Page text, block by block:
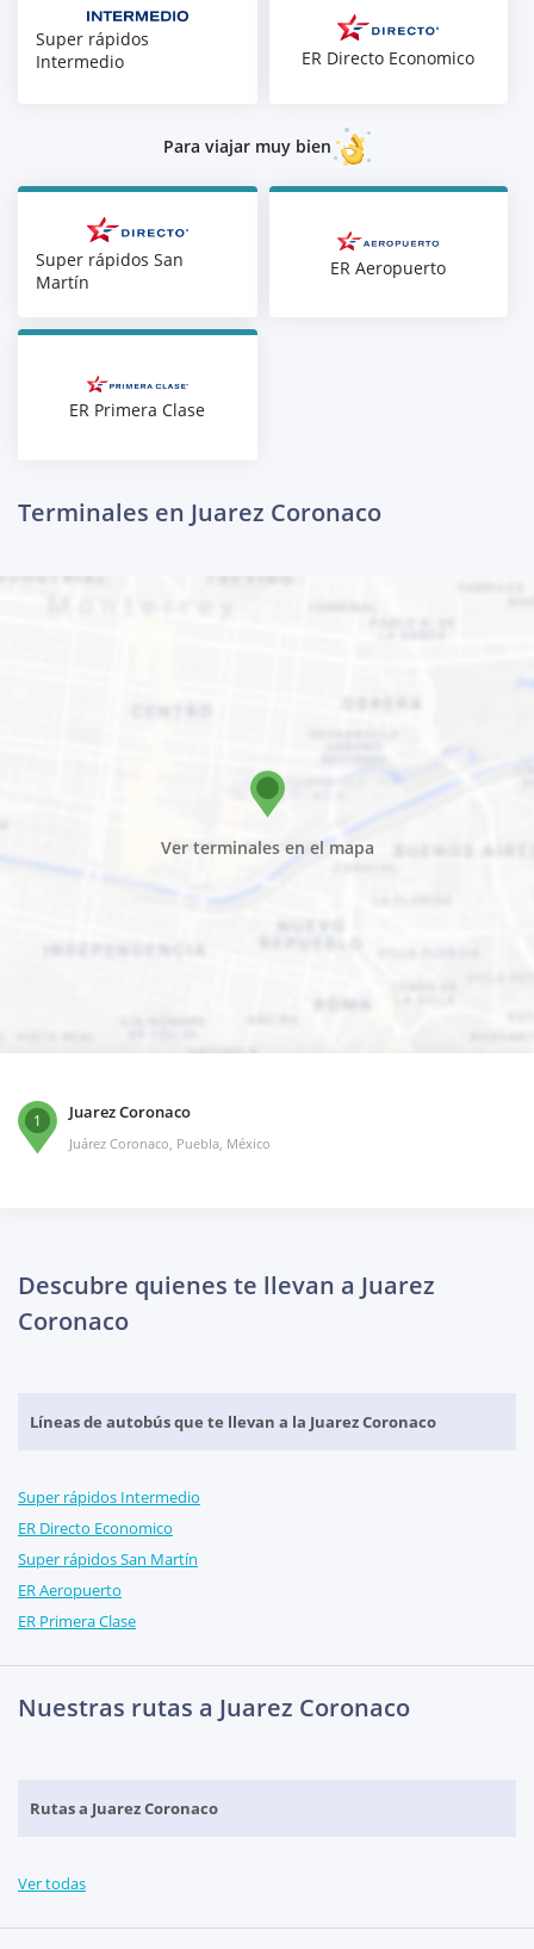
Super rápidos
Intermedio
ER Directo Economico
Para viajar muy bien
Super rápidos San
Martín
ER Aeropuerto
ER Primera Clase
Terminales en Juarez Coronaco
Ver terminales en el mapa
1 Juarez Coronaco
Juárez Coronaco, Puebla, México
Descubre quienes te llevan a Juarez
Coronaco
Líneas de autobús que te llevan a la Juarez Coronaco
Super rápidos Intermedio
ER Directo Economico
Super rápidos San Martín
ER Aeropuerto
ER Primera Clase
Nuestras rutas a Juarez Coronaco
Rutas a Juarez Coronaco
Ver todas